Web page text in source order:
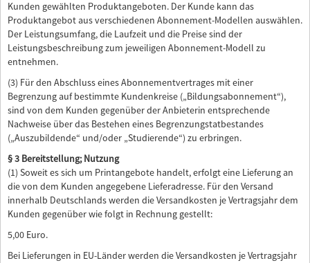
Kunden gewählten Produktangeboten. Der Kunde kann das
Produktangebot aus verschiedenen Abonnement-Modellen auswählen.
Der Leistungsumfang, die Laufzeit und die Preise sind der
Leistungsbeschreibung zum jeweiligen Abonnement-Modell zu
entnehmen.
(3) Für den Abschluss eines Abonnementvertrages mit einer
Begrenzung auf bestimmte Kundenkreise („Bildungsabonnement“),
sind von dem Kunden gegenüber der Anbieterin entsprechende
Nachweise über das Bestehen eines Begrenzungstatbestandes
(„Auszubildende“ und/oder „Studierende“) zu erbringen.
§ 3 Bereitstellung; Nutzung
(1) Soweit es sich um Printangebote handelt, erfolgt eine Lieferung an
die von dem Kunden angegebene Lieferadresse. Für den Versand
innerhalb Deutschlands werden die Versandkosten je Vertragsjahr dem
Kunden gegenüber wie folgt in Rechnung gestellt:
5,00 Euro.
Bei Lieferungen in EU-Länder werden die Versandkosten je Vertragsjahr